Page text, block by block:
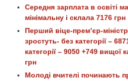
Середня зарплата в освіті
мінімальну і склала 7176 грн
Перший віце-прем’єр-
зростуть- без категорії –
категорії – 9050 +749 вищої
грн
Молоді вчителі починають